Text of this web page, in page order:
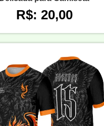
R$: 20,00